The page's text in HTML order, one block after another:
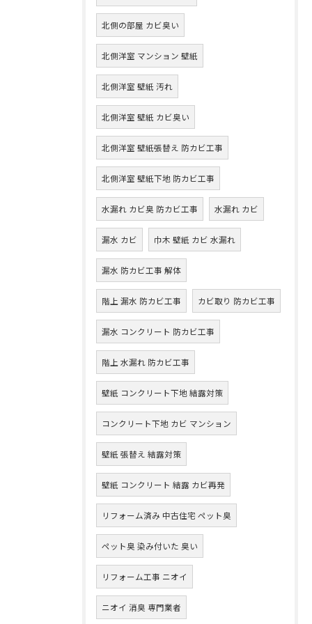
北側の部屋 カビ臭い
北側洋室 マンション 壁紙
北側洋室 壁紙 汚れ
北側洋室 壁紙 カビ臭い
北側洋室 壁紙張替え 防カビ工事
北側洋室 壁紙下地 防カビ工事
水漏れ カビ臭 防カビ工事 水漏れ カビ
漏水 カビ 巾木 壁紙 カビ 水漏れ
漏水 防カビ工事 解体
階上 漏水 防カビ工事 カビ取り 防カビ工事
漏水 コンクリート 防カビ工事
階上 水漏れ 防カビ工事
壁紙 コンクリート下地 結露対策
コンクリート下地 カビ マンション
壁紙 張替え 結露対策
壁紙 コンクリート 結露 カビ再発
リフォーム済み 中古住宅 ペット臭
ペット臭 染み付いた 臭い
リフォーム工事 ニオイ
ニオイ 消臭 専門業者